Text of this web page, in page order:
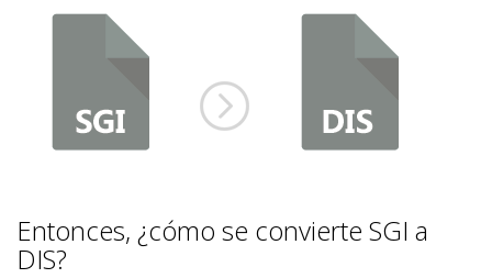
Entonces, ¿cómo se convierte SGI a
DIS?